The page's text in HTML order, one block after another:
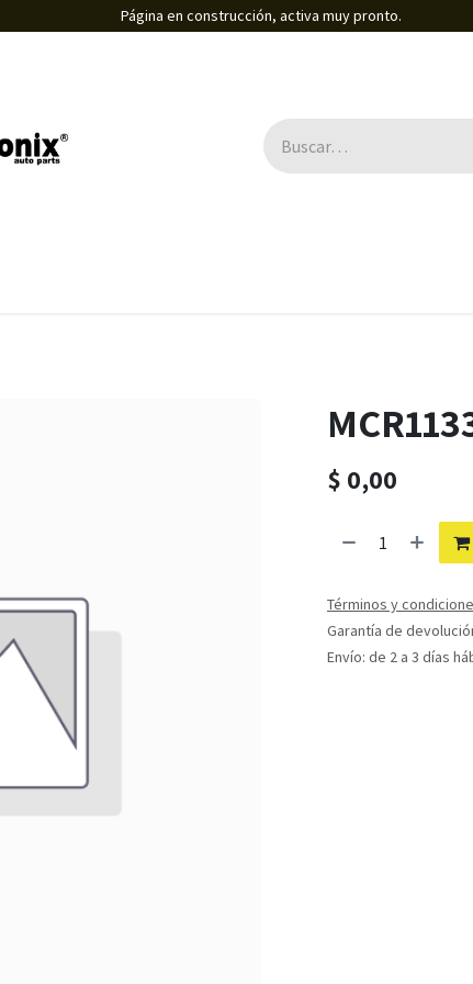
Página en construcción, activa muy pronto.
$ 0,00
Términos y
Garantía de
Envío: de 2 a 3 días